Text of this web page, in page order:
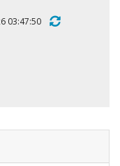
03:47:50